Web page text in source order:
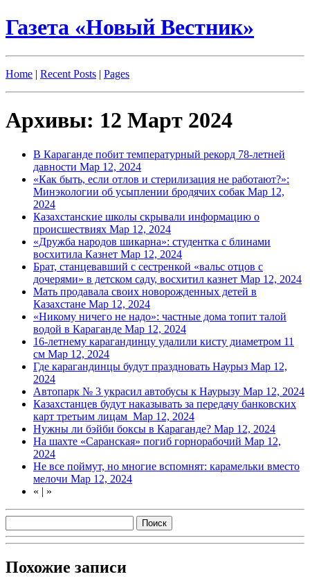
Газета «Новый Вестник»
Home | Recent Posts | Pages
Архивы: 12 Март 2024
В Караганде побит температурный рекорд 78-летней
давности Мар 12, 2024
«Как быть, если отлов и стерилизация не работают?»:
Минэкологии об усыплении бродячих собак Мар 12,
2024
Казахстанские школы скрывали информацию о
происшествиях Мар 12, 2024
«Дружба народов шикарна»: студентка с блинами
восхитила Казнет Мар 12, 2024
Брат, станцевавший с сестренкой «вальс отцов с
дочерями» в детском саду, восхитил казнет Мар 12, 2024
Мать продавала своих новорожденных детей в
Казахстане Мар 12, 2024
«Никому ничего не надо»: частные дома топит талой
водой в Караганде Мар 12, 2024
16-летнему карагандинцу удалили кисту диаметром 11
см Мар 12, 2024
Где карагандинцы будут праздновать Наурыз Мар 12,
2024
Автопарк № 3 украсил автобусы к Наурызу Мар 12, 2024
Казахстанцев будут наказывать за передачу банковских
карт третьим лицам ⁣ Мар 12, 2024
Нужны ли бэйби боксы в Караганде? Мар 12, 2024
На шахте «Саранская» погиб горнорабочий Мар 12,
2024
Не все поймут, но многие вспомнят: карамельки вместо
мелочи Мар 12, 2024
« | »
Похожие записи